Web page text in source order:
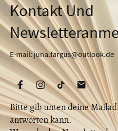
Kontakt Und
E-mail: juna.fargus@outlook.de
Bitte gib unten deine
antworten kann.